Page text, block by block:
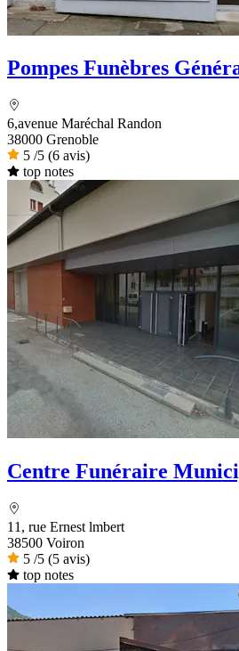
Pompes Funèbres
6,avenue Maréchal Randon
38000 Grenoble
5 /5 (6 avis)
top notes
Centre Funéraire
11, rue Ernest lmbert
38500 Voiron
5 /5 (5 avis)
top notes